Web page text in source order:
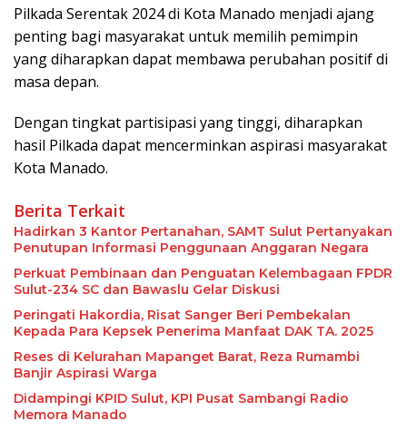
Pilkada Serentak 2024 di Kota Manado menjadi ajang
penting bagi masyarakat untuk memilih pemimpin
yang diharapkan dapat membawa perubahan positif di
masa depan.
Dengan tingkat partisipasi yang tinggi, diharapkan
hasil Pilkada dapat mencerminkan aspirasi masyarakat
Kota Manado.
Berita Terkait
Hadirkan 3 Kantor Pertanahan, SAMT Sulut Pertanyakan
Penutupan Informasi Penggunaan Anggaran Negara
Perkuat Pembinaan dan Penguatan Kelembagaan FPDR
Sulut-234 SC dan Bawaslu Gelar Diskusi
Peringati Hakordia, Risat Sanger Beri Pembekalan
Kepada Para Kepsek Penerima Manfaat DAK TA. 2025
Reses di Kelurahan Mapanget Barat, Reza Rumambi
Banjir Aspirasi Warga
Didampingi KPID Sulut, KPI Pusat Sambangi Radio
Memora Manado